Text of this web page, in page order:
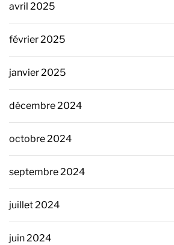
avril 2025
février 2025
janvier 2025
décembre 2024
octobre 2024
septembre 2024
juillet 2024
juin 2024